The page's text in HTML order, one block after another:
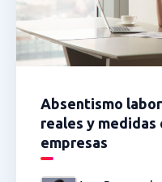
Absentismo
reales y medidas
empresas